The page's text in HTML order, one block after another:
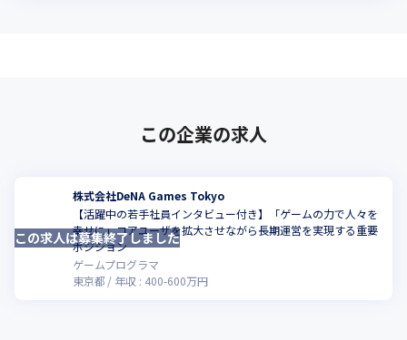
この企業の求人
株式会社DeNA Games Tokyo
【活躍中の若手社員インタビュー付き】「ゲームの力で人々を
幸せに」コアユーザを拡大させながら長期運営を実現する重要
ポジション
ゲームプログラマ
東京都
年収 : 400-600万円
この求人は募集終了しました